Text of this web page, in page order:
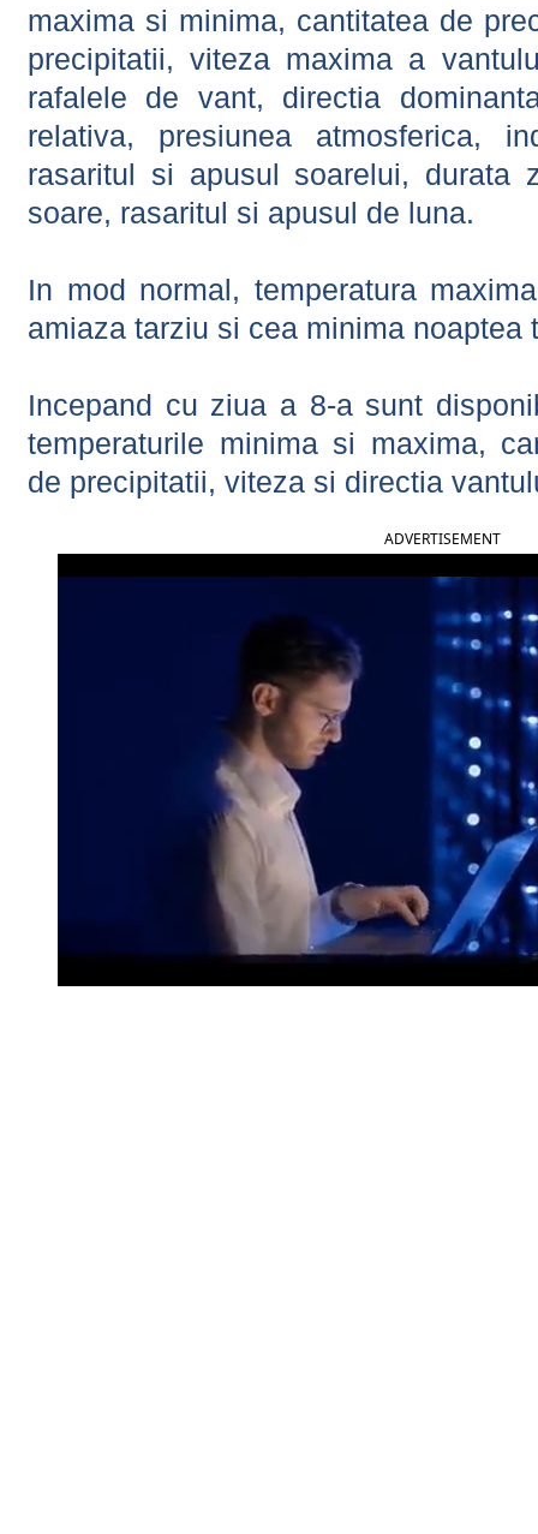
maxima si minima, cantitatea de
precipitatii, viteza maxima a
rafalele de vant, directia
relativa, presiunea atmosferica,
rasaritul si apusul soarelui, durata
soare, rasaritul si apusul de luna.
In mod normal, temperatura
amiaza tarziu si cea minima noaptea
Incepand cu ziua a 8-a sunt
temperaturile minima si maxima,
de precipitatii, viteza si directia
ADVERTISEMENT